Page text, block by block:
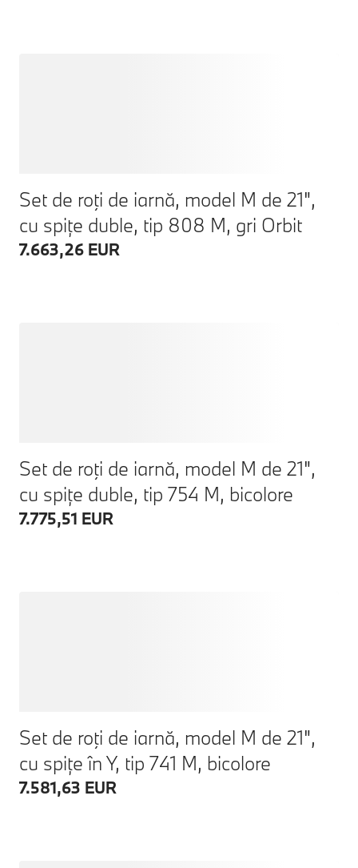
Set de roţi de iarnă, model M de 21",
cu spițe duble, tip 808 M, gri Orbit
7.663,26 EUR
Set de roţi de iarnă, model M de 21",
cu spițe duble, tip 754 M, bicolore
7.775,51 EUR
Set de roţi de iarnă, model M de 21",
cu spițe în Y, tip 741 M, bicolore
7.581,63 EUR